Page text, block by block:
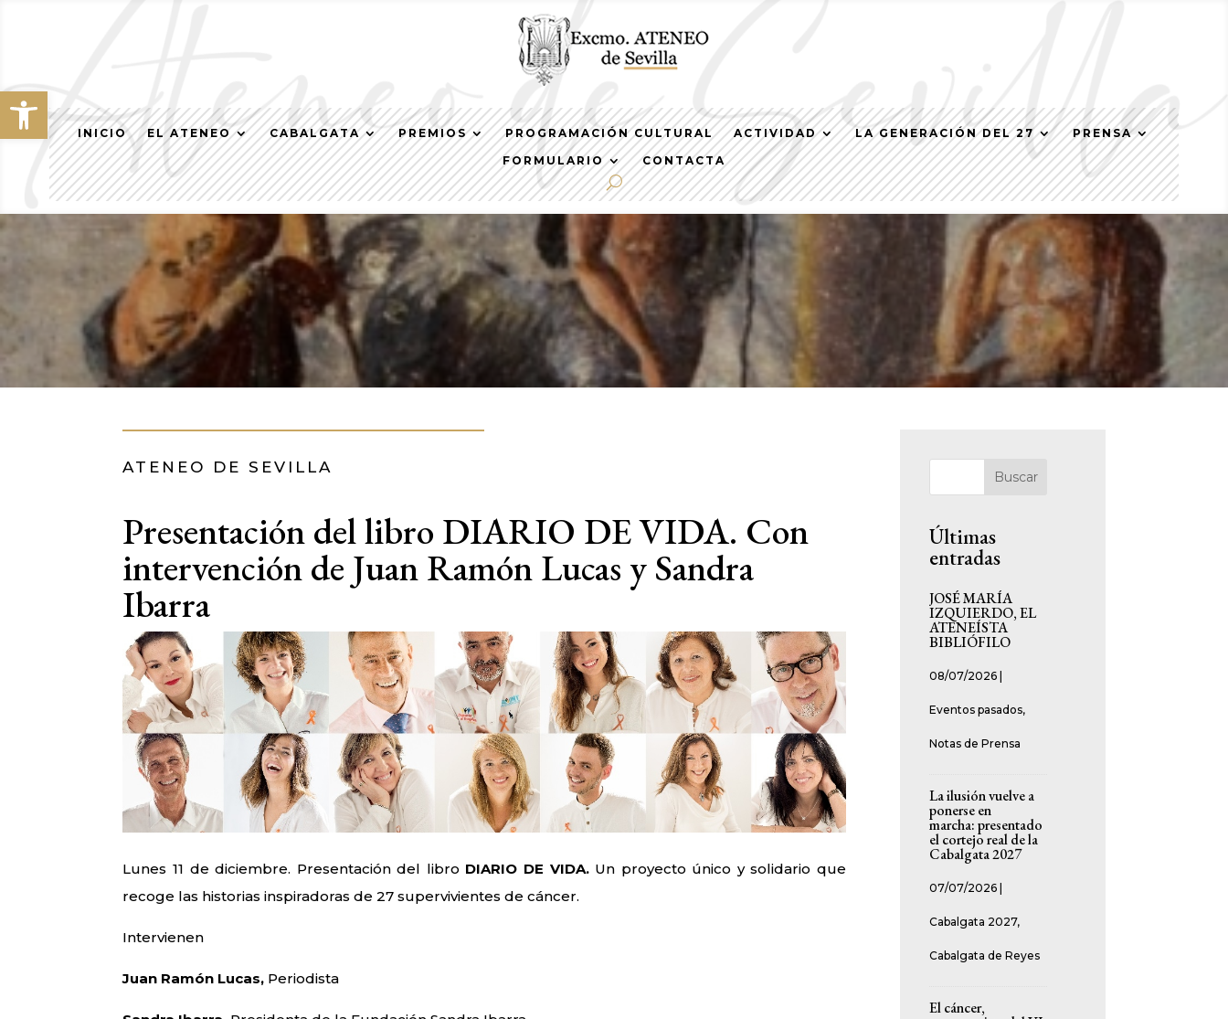
Abrir barra de herramientas
INICIO EL ATENEO CABALGATA PREMIOS PROGRAMACIÓN CULTURAL ACTIVIDAD LA GENERACIÓN DEL 27
PRENSA
FORMULARIO
CONTACTA
ATENEO DE SEVILLA
Presentación del libro DIARIO DE VIDA. Con
intervención de Juan Ramón Lucas y Sandra
Ibarra
Lunes 11 de diciembre. Presentación del libro DIARIO DE VIDA. Un proyecto único y solidario que
recoge las historias inspiradoras de 27 supervivientes de cáncer.
Intervienen
Juan Ramón Lucas, Periodista
Buscar
Últimas
entradas
JOSÉ MARÍA
IZQUIERDO, EL
ATENEÍSTA
BIBLIÓFILO
08/07/2026
Eventos pasados,
Notas de Prensa
La ilusión vuelve a
ponerse en
marcha: presentado
el cortejo real de la
Cabalgata 2027
07/07/2026
Cabalgata 2027,
Cabalgata de Reyes
El cáncer,